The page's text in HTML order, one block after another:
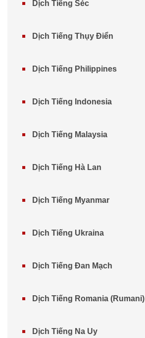
Dịch Tiếng Séc
Dịch Tiếng Thụy Điển
Dịch Tiếng Philippines
Dịch Tiếng Indonesia
Dịch Tiếng Malaysia
Dịch Tiếng Hà Lan
Dịch Tiếng Myanmar
Dịch Tiếng Ukraina
Dịch Tiếng Đan Mạch
Dịch Tiếng Romania (Rumani)
Dịch Tiếng Na Uy